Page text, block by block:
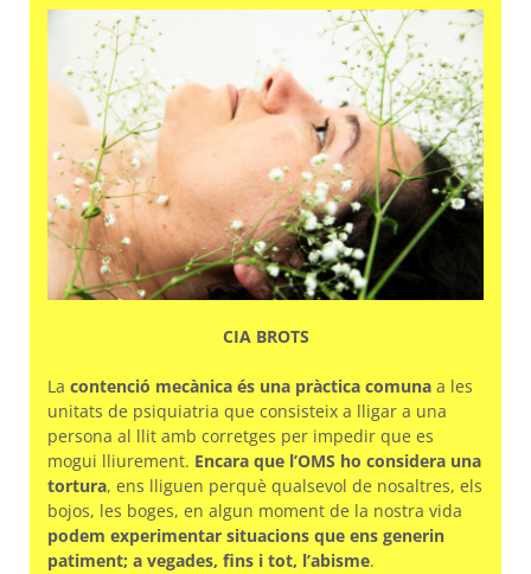
CIA BROTS
La contenció mecànica és una pràctica comuna a les
unitats de psiquiatria que consisteix a lligar a una
persona al llit amb corretges per impedir que es
mogui lliurement. Encara que l’OMS ho considera una
tortura, ens lliguen perquè qualsevol de nosaltres, els
bojos, les boges, en algun moment de la nostra vida
podem experimentar situacions que ens generin
patiment; a vegades, fins i tot, l’abisme.